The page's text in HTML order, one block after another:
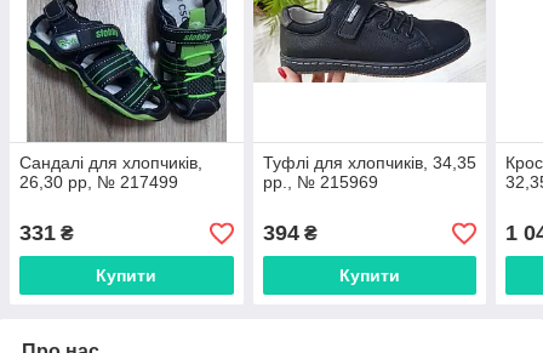
Сандалі для хлопчиків,
26,30 рр, № 217499
331 ₴
Купити
Туфлі для хлопчиків, 34,35
рр., № 215969
394₴
Купити
1